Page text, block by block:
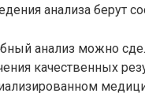
анализа берут
анализ можно
качественных